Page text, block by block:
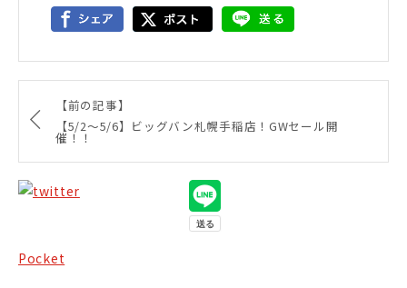
【前の記事】
【5/2～5/6】ビッグバン札幌手稲店！GWセール開
催！！
Pocket